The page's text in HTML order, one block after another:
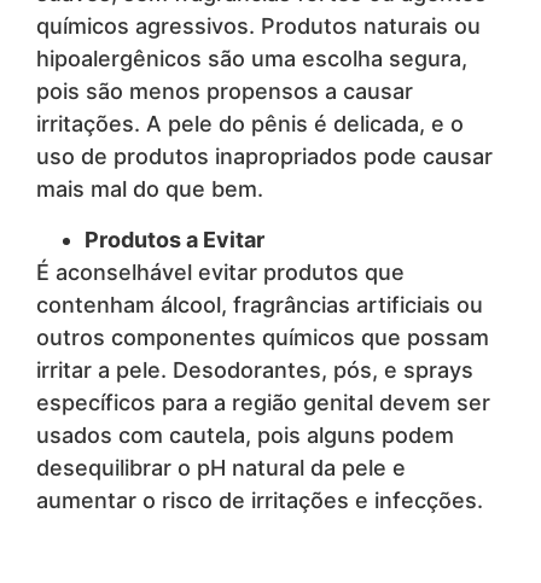
químicos agressivos. Produtos naturais ou
hipoalergênicos são uma escolha segura,
pois são menos propensos a causar
irritações. A pele do pênis é delicada, e o
uso de produtos inapropriados pode causar
mais mal do que bem.
Produtos a Evitar
É aconselhável evitar produtos que
contenham álcool, fragrâncias artificiais ou
outros componentes químicos que possam
irritar a pele. Desodorantes, pós, e sprays
específicos para a região genital devem ser
usados com cautela, pois alguns podem
desequilibrar o pH natural da pele e
aumentar o risco de irritações e infecções.